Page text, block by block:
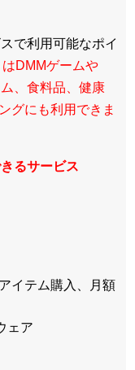
で利用可能なポイ
DMMゲームや
、食料品、健康
グにも利用できま
るサービス
イテム購入、月額
ェア